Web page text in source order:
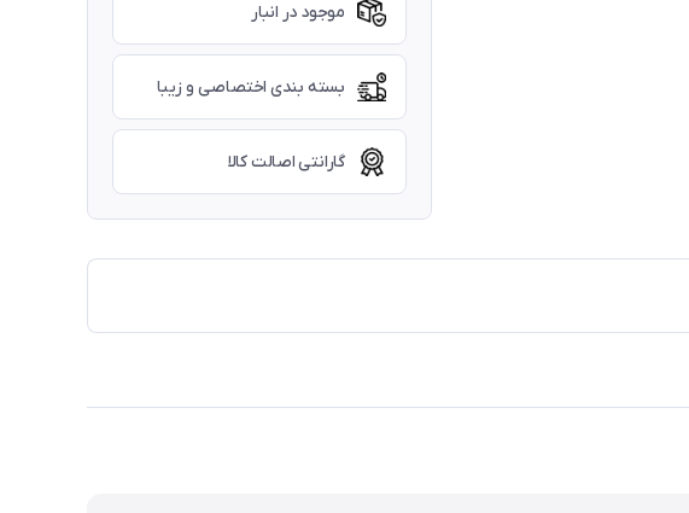
موجود در انبار
بسته بندی اختصاصی و زیبا
گارانتی اصالت کالا